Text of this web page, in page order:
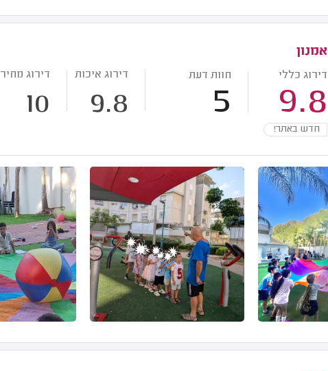
אמנון
דירוג כללי
9.8
חוות דעת
5
דירוג איכות
9.8
דירוג מחיר
10
חדש באתר!